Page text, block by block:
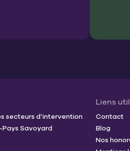
secteurs d’intervention
Savoyard
Liens
Contact
Blog
Nos